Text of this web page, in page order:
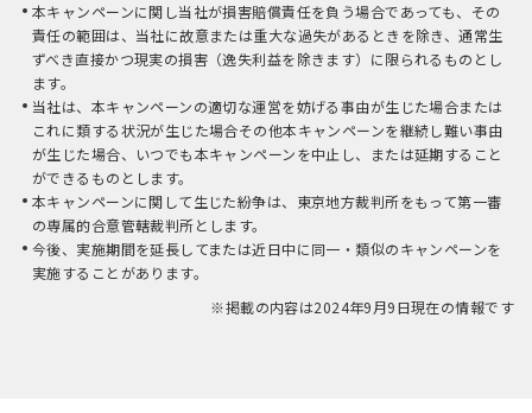
本キャンペーンに関し当社が損害賠償責任を負う場合であっても、その
責任の範囲は、当社に故意または重大な過失があるときを除き、通常生
ずべき直接かつ現実の損害（逸失利益を除きます）に限られるものとし
ます。
当社は、本キャンペーンの適切な運営を妨げる事由が生じた場合または
これに類する状況が生じた場合その他本キャンペーンを継続し難い事由
が生じた場合、いつでも本キャンペーンを中止し、または延期すること
ができるものとします。
本キャンペーンに関して生じた紛争は、東京地方裁判所をもって第一審
の専属的合意管轄裁判所とします。
今後、実施期間を延長してまたは近日中に同一・類似のキャンペーンを
実施することがあります。
※掲載の内容は2024年9月9日現在の情報です